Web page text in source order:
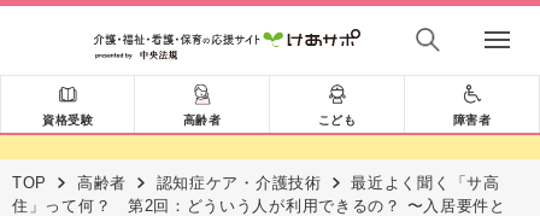
資格受験 高齢者 こども 障害者
TOP 高齢者 認知症ケア・介護技術
最近よく聞く「サ高
住」って何？ 第2回：どういう人が利用できるの？ 〜入居要件と